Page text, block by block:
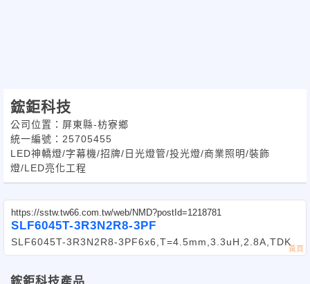
鋐鉅科技
公司位置：屏東縣-枋寮鄉
統一編號：25705455
LED神轎燈/字幕機/招牌/日光燈管/投光燈/商業照明/裝飾
燈/LED亮化工程
https://sstw.tw66.com.tw/web/NMD?postId=1218781
SLF6045T-3R3N2R8-3PF
SLF6045T-3R3N2R8-3PF6x6,T=4.5mm,3.3uH,2.8A,TDK